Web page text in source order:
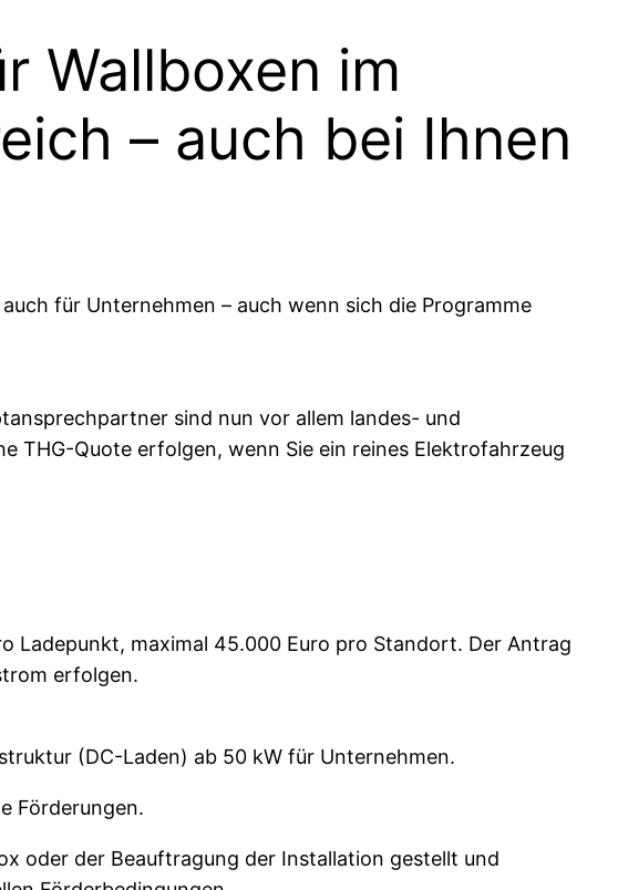
Wallboxen im
– auch bei Ihnen
für Unternehmen – auch wenn sich die Programme
sind nun vor allem landes- und
THG-Quote erfolgen, wenn Sie ein reines Elektrofahrzeug
maximal 45.000 Euro pro Standort. Der Antrag
erfolgen.
(DC-Laden) ab 50 kW für Unternehmen.
Förderungen.
oder der Beauftragung der Installation gestellt und